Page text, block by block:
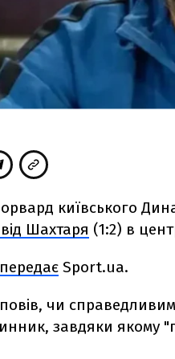
київського
Шахтаря (1:2) в
передає Sport.ua.
чи
завдяки якому